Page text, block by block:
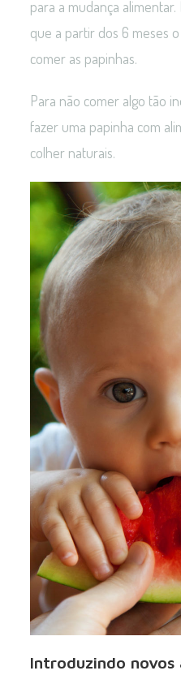
para a mudança
que a partir dos 6 meses
comer as papinhas.
Para não comer algo tão
fazer uma papinha com
colher naturais.
Introduzindo novos